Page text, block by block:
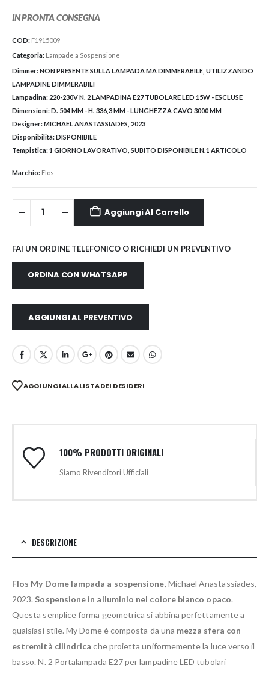
IN PRONTA CONSEGNA
COD: F1915009
Categoria: Lampade a Sospensione
Dimmer:NON PRESENTE SULLA LAMPADA MA DIMMERABILE, UTILIZZANDO
LAMPADINE DIMMERABILI
Lampadina: 220-230V N. 2 LAMPADINA E27 TUBOLARE LED 15W - ESCLUSE
Dimensioni:D. 504 MM - H. 336,3 MM - LUNGHEZZA CAVO 3000 MM
Designer:MICHAEL ANASTASSIADES, 2023
Disponibilità:DISPONIBILE
Tempistica:1 GIORNO LAVORATIVO, SUBITO DISPONIBILE N.1 ARTICOLO
Marchio: Flos
Aggiungi Al Carrello
FAI UN ORDINE TELEFONICO O RICHIEDI UN PREVENTIVO
ORDINA CON WHATSAPP
AGGIUNGI AL PREVENTIVO
AGGIUNGI ALLA LISTA DEI DESIDERI
100% PRODOTTI ORIGINALI
Siamo Rivenditori Ufficiali
DESCRIZIONE
Flos My Dome lampada a sospensione, Michael Anastassiades,
2023. Sospensione in alluminio nel colore bianco opaco.
Questa semplice forma geometrica si abbina perfettamente a
qualsiasi stile. My Dome è composta da una mezza sfera con
estremità cilindrica che proietta uniformemente la luce verso il
basso. N. 2 Portalampada E27 per lampadine LED tubolari